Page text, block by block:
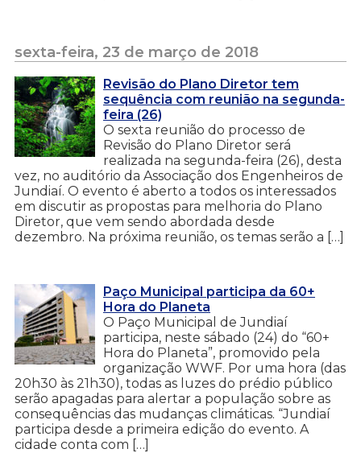
sexta-feira, 23 de março de 2018
Revisão do Plano Diretor tem
sequência com reunião na segunda-
feira (26)
O sexta reunião do processo de
Revisão do Plano Diretor será
realizada na segunda-feira (26), desta
vez, no auditório da Associação dos Engenheiros de
Jundiaí. O evento é aberto a todos os interessados
em discutir as propostas para melhoria do Plano
Diretor, que vem sendo abordada desde
dezembro. Na próxima reunião, os temas serão a […]
Paço Municipal participa da 60+
Hora do Planeta
O Paço Municipal de Jundiaí
participa, neste sábado (24) do “60+
Hora do Planeta”, promovido pela
organização WWF. Por uma hora (das
20h30 às 21h30), todas as luzes do prédio público
serão apagadas para alertar a população sobre as
consequências das mudanças climáticas. “Jundiaí
participa desde a primeira edição do evento. A
cidade conta com […]